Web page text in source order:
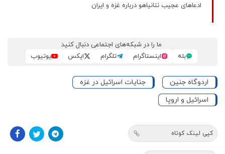
ادعاهای عجیب نتانیاهو درباره غزه و ایران
ما را در شبکه‌های اجتماعی دنبال کنید
بله
اینستاگرام تلگرام ایکس یوتیوب
اردوگاه جنین
جنایات اسرائیل در غزه
اسرائیل و اروپا
کپی لینک کوتاه